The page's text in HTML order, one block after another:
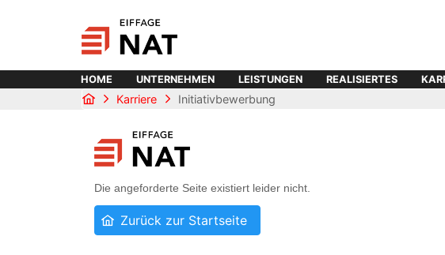
HOME UNTERNEHMEN LEISTUNGEN REALISIERTES
Karriere Initiativbewerbung